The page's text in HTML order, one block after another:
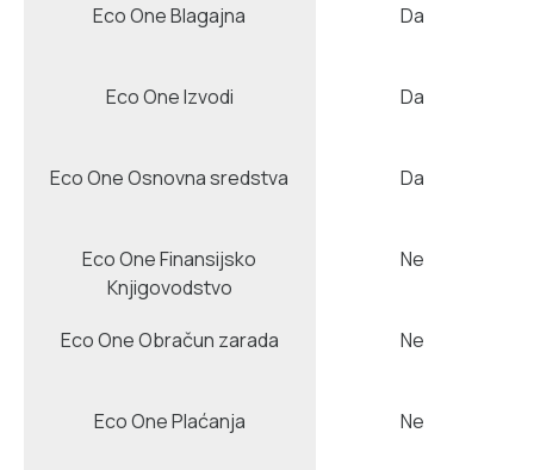
Eco One Blagajna
Eco One Izvodi
Eco One Osnovna sredstva
Eco One Finansijsko
Knjigovodstvo
Eco One Obračun zarada
Eco One Plaćanja
Da
Da
Da
Ne
Ne
Ne